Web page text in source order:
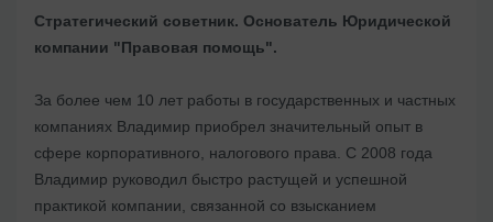
Стратегический советник. Основатель Юридической
компании "Правовая помощь".
За более чем 10 лет работы в государственных и частных
компаниях Владимир приобрел значительный опыт в
сфере корпоративного, налогового права. С 2008 года
Владимир руководил быстро растущей и успешной
практикой компании, связанной со взысканием